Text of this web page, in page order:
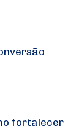
fortalecer